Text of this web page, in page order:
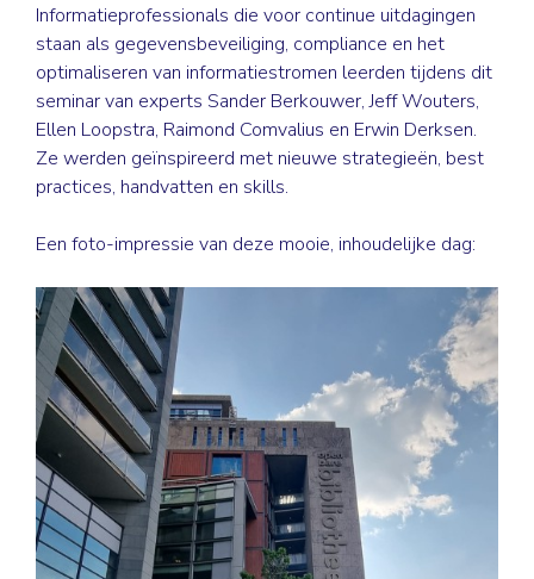
Informatieprofessionals die voor continue uitdagingen
staan als gegevensbeveiliging, compliance en het
optimaliseren van informatiestromen leerden tijdens dit
seminar van experts Sander Berkouwer, Jeff Wouters,
Ellen Loopstra, Raimond Comvalius en Erwin Derksen.
Ze werden geïnspireerd met nieuwe strategieën, best
practices, handvatten en skills.
Een foto-impressie van deze mooie, inhoudelijke dag: